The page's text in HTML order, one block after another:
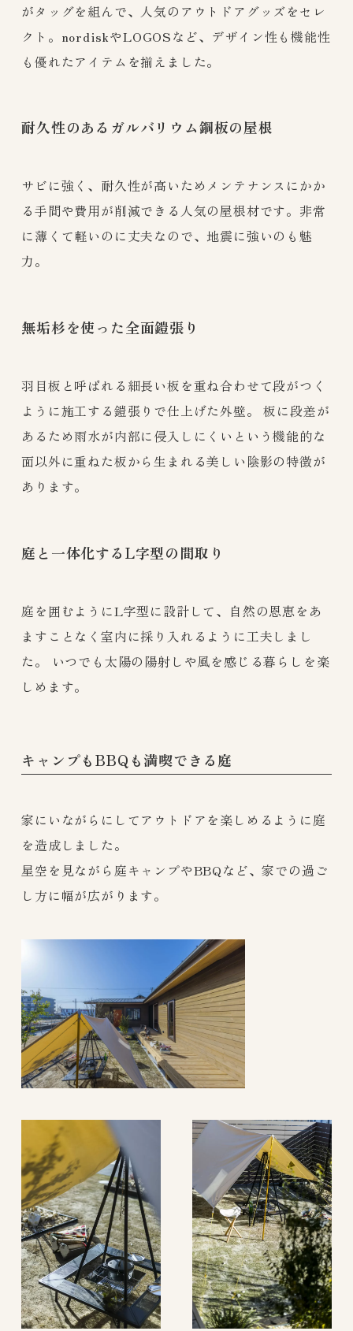
がタッグを組んで、人気のアウトドアグッズをセレ
クト。nordiskやLOGOSなど、デザイン性も機能性
も優れたアイテムを揃えました。
耐久性のあるガルバリウム鋼板の屋根​
サビに強く、耐久性が高いためメンテナンスにかか
る手間や費用が削減できる人気の屋根材です。非常
に薄くて軽いのに丈夫なので、地震に強いのも魅
力。​​
無垢杉を使った全面鎧張り
羽目板と呼ばれる細長い板を重ね合わせて段がつく
ように施工する鎧張りで仕上げた外壁。 板に段差が
あるため雨水が内部に侵入しにくいという機能的な
面以外に重ねた板から生まれる美しい陰影の特徴が
あります。
庭と一体化するL字型の間取り​
庭を囲むようにL字型に設計して、自然の恩恵をあ
ますことなく室内に採り入れるように工夫しまし
た。 いつでも太陽の陽射しや風を感じる暮らしを楽
しめます。​
キャンプもBBQも満喫できる庭
家にいながらにしてアウトドアを楽しめるように庭
を造成しました。
星空を見ながら庭キャンプやBBQなど、家での過ご
し方に幅が広がります。